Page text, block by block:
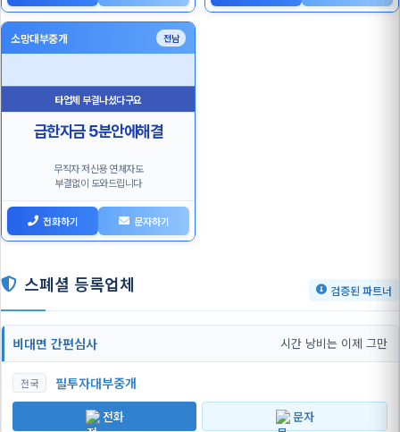
소망대부중개 전남
타업체 부결나셨다구요
급한자금 5분안에해결
무직자 저신용 연체자도
부결없이 도와드립니다
전화하기 문자하기
스폐셜 등록업체 검증된 파트너
비대면 간편심사 시간 낭비는 이제 그만
전국 필투자대부중개
전화 문자